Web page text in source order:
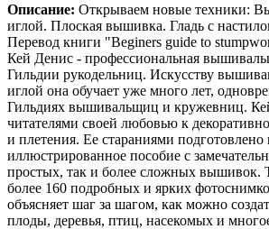
Описание: Открываем новые техники:
иглой. Плоская вышивка. Гладь с
Перевод книги "Beginers guide to
Кей Денис - профессиональная
Гильдии рукодельниц. Искусству
иглой она обучает уже много лет,
Гильдиях вышивальщиц и кружевниц.
читателями своей любовью к
и плетения. Ее стараниями подготовлено
иллюстрированное пособие с
простых, так и более сложных вышивок.
более 160 подробных и ярких
объясняет шаг за шагом, как можно
плоды, деревья, птиц, насекомых и